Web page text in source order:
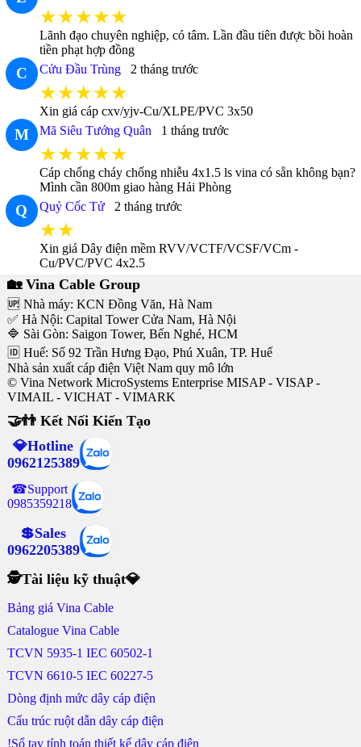
★★★★★
Lãnh đạo chuyên nghiệp, có tâm. Lần đầu tiên được bồi hoàn
tiền phạt hợp đồng
C Cửu Đầu Trùng 2 tháng trước
★★★★★
Xin giá cáp cxv/yjv-Cu/XLPE/PVC 3x50
M Mã Siêu Tướng Quân 1 tháng trước
★★★★★
Cáp chống cháy chống nhiễu 4x1.5 ls vina có sẵn không bạn?
Mình cần 800m giao hàng Hải Phòng
Q Quỷ Cốc Tử 2 tháng trước
★★
Xin giá Dây điện mềm RVV/VCTF/VCSF/VCm -
Cu/PVC/PVC 4x2.5
🏡 Vina Cable Group
🆙 Nhà máy: KCN Đồng Văn, Hà Nam
✅ Hà Nội: Capital Tower Cửa Nam, Hà Nội
🔷 Sài Gòn: Saigon Tower, Bến Nghé, HCM
🆔 Huế: Số 92 Trần Hưng Đạo, Phú Xuân, TP. Huế
Nhà sản xuất cáp điện Việt Nam quy mô lớn
© Vina Network MicroSystems Enterprise MISAP - VISAP -
VIMAIL - VICHAT - VIMARK
🤝👬 Kết Nối Kiến Tạo
💎Hotline
0962125389
☎Support
0985359218
💲Sales
0962205389
🕵Tài liệu kỹ thuật💎
Bảng giá Vina Cable
Catalogue Vina Cable
TCVN 5935-1 IEC 60502-1
TCVN 6610-5 IEC 60227-5
Dòng định mức dây cáp điện
Cấu trúc ruột dẫn dây cáp điện
!Sổ tay tính toán thiết kế dây cáp điện